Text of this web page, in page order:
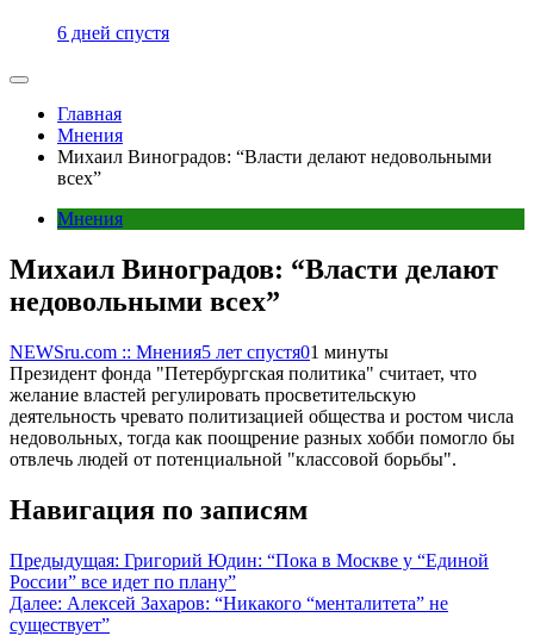
6 дней спустя
Главная
Мнения
Михаил Виноградов: “Власти делают недовольными
всех”
Мнения
Михаил Виноградов: “Власти делают
недовольными всех”
NEWSru.com :: Мнения5 лет спустя01 минуты
Президент фонда "Петербургская политика" считает, что
желание властей регулировать просветительскую
деятельность чревато политизацией общества и ростом числа
недовольных, тогда как поощрение разных хобби помогло бы
отвлечь людей от потенциальной "классовой борьбы".
Навигация по записям
Предыдущая: Григорий Юдин: “Пока в Москве у “Единой
России” все идет по плану”
Далее: Алексей Захаров: “Никакого “менталитета” не
существует”